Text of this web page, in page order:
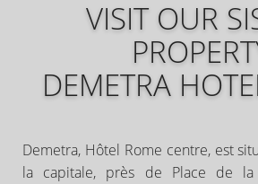
VISIT OUR
DEMETRA
Demetra, Hôtel Rome centre, est
la capitale, près de Place de